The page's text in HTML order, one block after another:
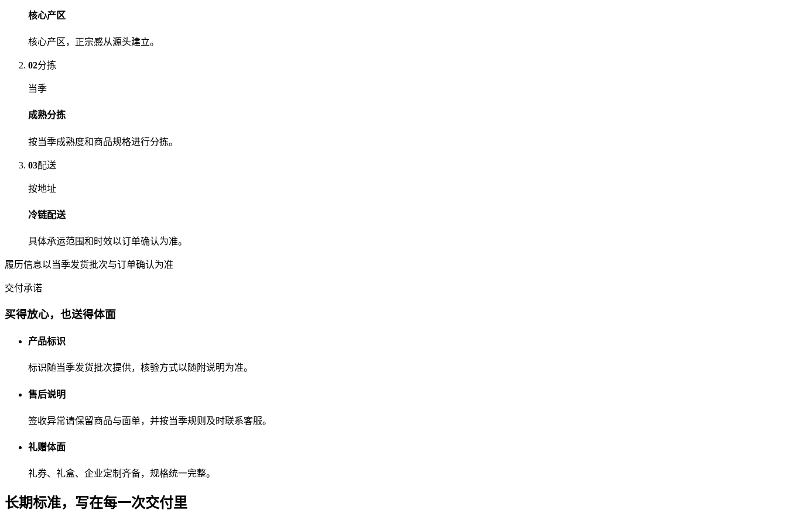
核心产区
核心产区，正宗感从源头建立。
02分拣
当季
成熟分拣
按当季成熟度和商品规格进行分拣。
03配送
按地址
冷链配送
具体承运范围和时效以订单确认为准。
履历信息以当季发货批次与订单确认为准
交付承诺
买得放心，也送得体面
产品标识
标识随当季发货批次提供，核验方式以随附说明为准。
售后说明
签收异常请保留商品与面单，并按当季规则及时联系客服。
礼赠体面
礼券、礼盒、企业定制齐备，规格统一完整。
长期标准， 写在每一次交付里